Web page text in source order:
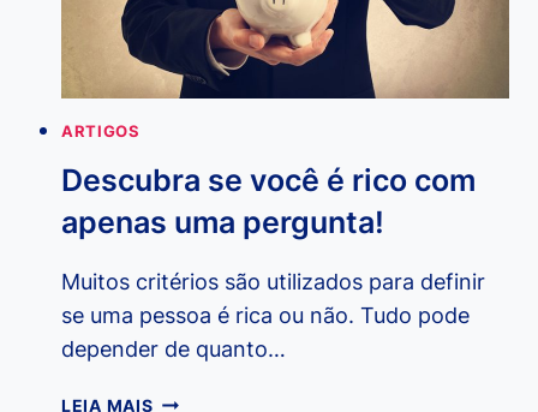
ARTIGOS
Descubra se você é rico com
apenas uma pergunta!
Muitos critérios são utilizados para definir
se uma pessoa é rica ou não. Tudo pode
depender de quanto…
LEIA MAISDESCUBRA